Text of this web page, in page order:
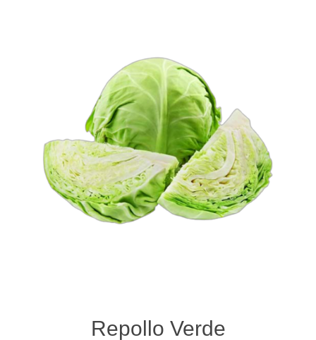
Repollo Verde